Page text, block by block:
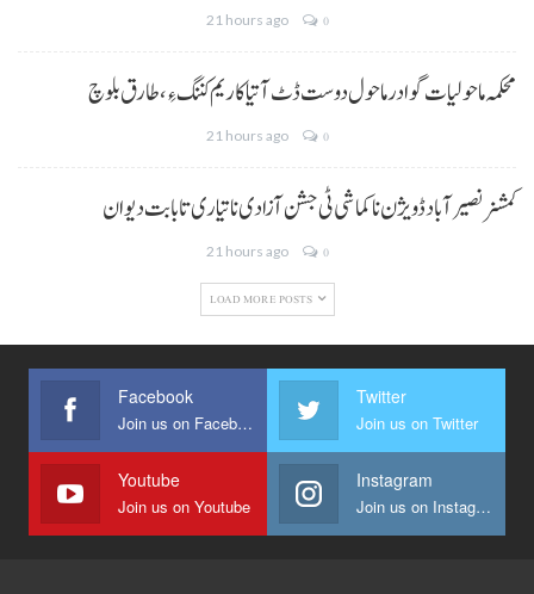
21 hours ago 0
محکمہ ماحولیات گوادر ماحول دوست ڈٹ آتیا کاریم کننگ ءِ، طارق بلوچ
21 hours ago 0
کمشنر نصیر آباد ڈویژن نا کماشی ٹی جشن آزادی نا تیاری تا بابت دیوان
21 hours ago 0
LOAD MORE POSTS
Facebook
Join us on Facebook
Twitter
Join us on Twitter
Youtube
Join us on Youtube
Instagram
Join us on Instagram